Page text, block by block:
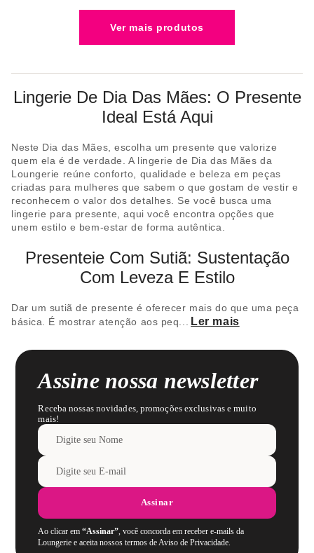
Lingerie De Dia Das Mães: O Presente
Ideal Está Aqui
Neste Dia das Mães, escolha um presente que valorize
quem ela é de verdade. A lingerie de Dia das Mães da
Loungerie reúne conforto, qualidade e beleza em peças
criadas para mulheres que sabem o que gostam de vestir e
reconhecem o valor dos detalhes. Se você busca uma
lingerie para presente, aqui você encontra opções que
unem estilo e bem-estar de forma autêntica.
Presenteie Com Sutiã: Sustentação
Com Leveza E Estilo
Dar um sutiã de presente é oferecer mais do que uma peça
básica. É mostrar atenção aos peq
Ler mais
Assine nossa newsletter
Receba nossas novidades, promoções exclusivas e muito
mais!
Assinar
Ao clicar em“Assinar”, você concorda em receber e-mails da
Loungerie e aceita nossos termos de Aviso de Privacidade.